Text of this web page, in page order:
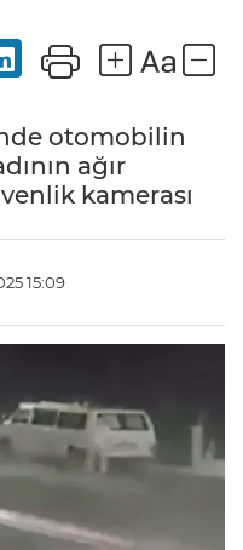
otomobilin
ağır
kamerası
15:09